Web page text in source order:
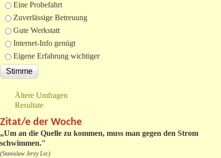
Eine Probefahrt
Zuverlässige Betreuung
Gute Werkstatt
Internet-Info genügt
Eigene Erfahrung wichtiger
Ältere Umfragen
Resultate
Zitat/e der Woche
„Um an die Quelle zu kommen, muss man gegen den Strom
schwimmen."
(Stanislaw Jerzy Lec)